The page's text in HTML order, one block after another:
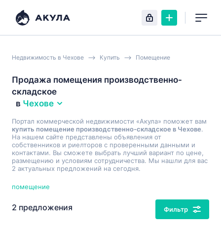
Недвижимость в Чехове Купить Помещение
Продажа помещения производственно-
складское
в Чехове
Портал коммерческой недвижимости «Акула» поможет вам
купить помещение производственно-складское в Чехове.
На нашем сайте представлены объявления от
собственников и риелторов с проверенными данными и
контактами. Вы сможете выбрать лучший вариант по цене,
размещению и условиям сотрудничества. Мы нашли для вас
2 актуальных предложений на сегодня.
помещение
2 предложения Фильтр